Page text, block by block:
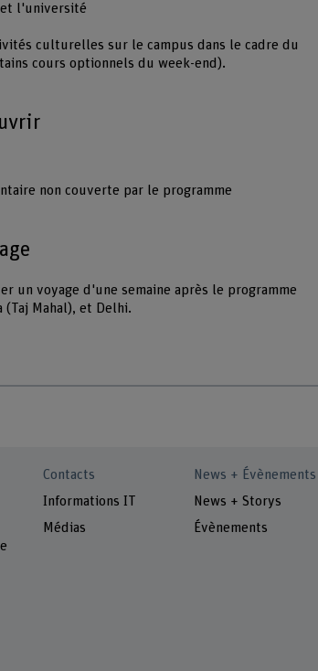
l'université
culturelles sur le campus dans le cadre du
cours optionnels du week-end).
non couverte par le programme
un voyage d'une semaine après le programme
(Taj Mahal), et Delhi.
Contacts
Informations IT
Médias
News + Évènements
News + Storys
Évènements